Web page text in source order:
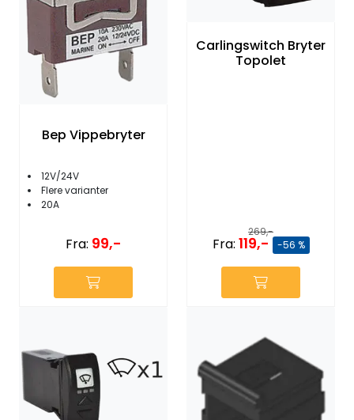
Bep Vippebryter
12V/24V
Flere varianter
20A
Fra: 99,-
Carlingswitch Bryter
Topolet
269,-
Fra: 119,- -56 %